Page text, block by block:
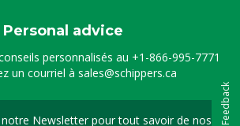
Personal advice
personnalisés au +1-866-995-7771
un courriel à sales@schippers.ca
Newsletter pour tout savoir de nos
Feedback